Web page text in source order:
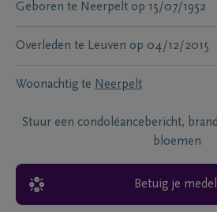
Geboren te Neerpelt op 15/07/1952
Overleden te Leuven op 04/12/2015
Woonachtig te Neerpelt
Stuur een condoléancebericht,
bloemen
Betuig je